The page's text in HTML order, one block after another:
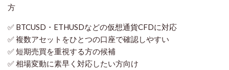
方
✅ BTCUSD・ETHUSDなどの仮想通貨CFDに対応
✅ 複数アセットをひとつの口座で確認しやすい
✅ 短期売買を重視する方の候補
✅ 相場変動に素早く対応したい方向け